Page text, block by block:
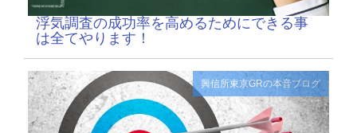
浮気調査の成功率を高めるためにできる事
は全てやります！
興信所東京GRの本音ブログ